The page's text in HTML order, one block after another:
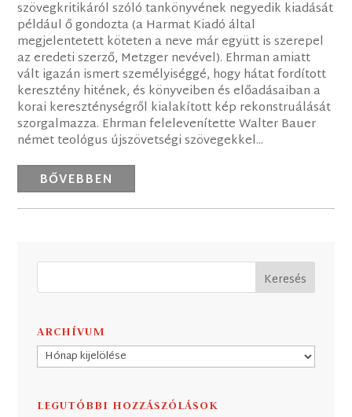
szövegkritikáról szóló tankönyvének negyedik kiadását
például ő gondozta (a Harmat Kiadó által
megjelentetett köteten a neve már együtt is szerepel
az eredeti szerző, Metzger nevével). Ehrman amiatt
vált igazán ismert személyiséggé, hogy hátat fordított
keresztény hitének, és könyveiben és előadásaiban a
korai kereszténységről kialakított kép rekonstruálását
szorgalmazza. Ehrman felelevenítette Walter Bauer
német teológus újszövetségi szövegekkel...
BŐVEBBEN
ARCHÍVUM
Archívum
LEGUTÓBBI HOZZÁSZÓLÁSOK